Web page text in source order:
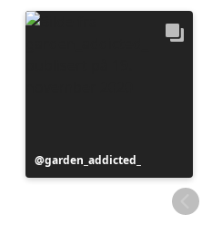
Innlegg
publisert
garden_addicted_